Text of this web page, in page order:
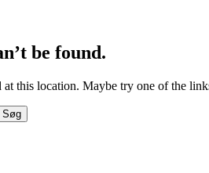
be found.
this location. Maybe try one of the